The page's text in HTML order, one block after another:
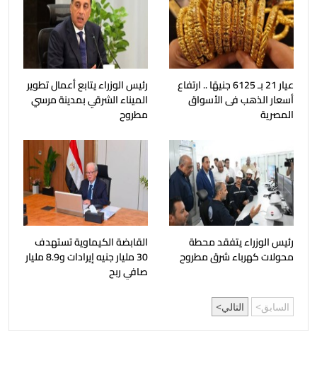
عيار 21 بـ 6125 جنيهًا .. ارتفاع
أسعار الذهب فى الأسواق
المصرية
رئيس الوزراء يتابع أعمال تطوير
الميناء الشرقي بمدينة مرسي
مطروح
رئيس الوزراء يتفقد محطة
محولات كهرباء شرق مطروح
القابضة الكيماوية تستهدف
30 مليار جنيه إيرادات و8.9 مليار
صافي ربح
السابق التالي